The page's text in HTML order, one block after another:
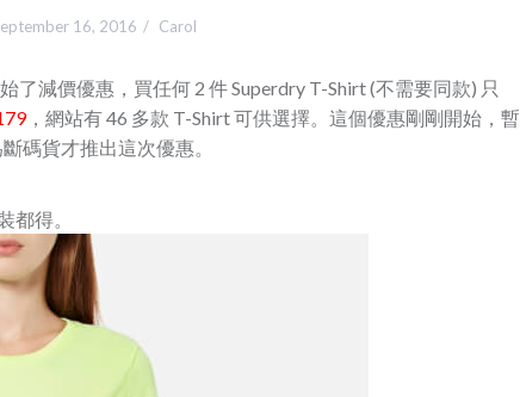
16, 2016 Carol
了減價優惠，買任何 2 件 Superdry T-Shirt (不需要同款) 只
，網站有 46 多款 T-Shirt 可供選擇。這個優惠剛剛開始，暫
斷碼貨才推出這次優惠。
都得。